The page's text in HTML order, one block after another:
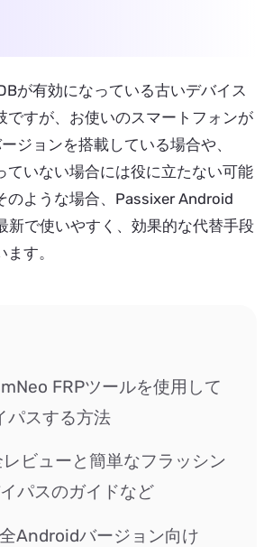
が有効になっている古いデバイス
ですが、お使いのスマートフォンが
ジョンを搭載している場合や、
ていない場合には役に立たない可能
のような場合、Passixer Android
新で使いやすく、効果的な代替手段
す。
FRPツールを使用して
パスする方法
ビューと簡単なフラッシン
パスのガイドなど
Androidバージョン向け